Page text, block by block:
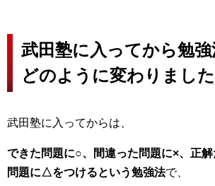
武田塾に入ってから勉
どのように変わりまし
武田塾に入ってからは、
できた問題に○、間違った問題に×、正
問題に△をつけるという勉強法で、